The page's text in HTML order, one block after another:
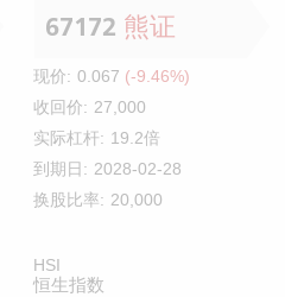
67172 熊证
现价: 0.067 (-9.46%)
收回价: 27,000
实际杠杆: 19.2倍
到期日: 2028-02-28
换股比率: 20,000
HSI
恒生指数